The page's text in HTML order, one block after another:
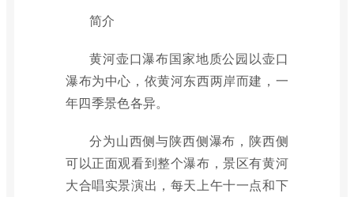
简介
黄河壶口瀑布国家地质公园以壶口
瀑布为中心，依黄河东西两岸而建，一
年四季景色各异。
分为山西侧与陕西侧瀑布，陕西侧
可以正面观看到整个瀑布，景区有黄河
大合唱实景演出，每天上午十一点和下